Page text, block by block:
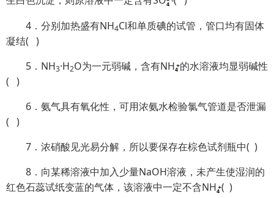
4．分别加热盛有NH4Cl和单质碘的试管，管口均有固体
凝结( )
5．NH3·H2O为一元弱碱，含有NH 的水溶液均显弱碱性
( )
6．氨气具有氧化性，可用浓氨水检验氯气管道是否泄漏
( )
7．浓硝酸见光易分解，所以要保存在棕色试剂瓶中( )
8．向某稀溶液中加入少量NaOH溶液，未产生使湿润的
红色石蕊试纸变蓝的气体，该溶液中一定不含NH ( )